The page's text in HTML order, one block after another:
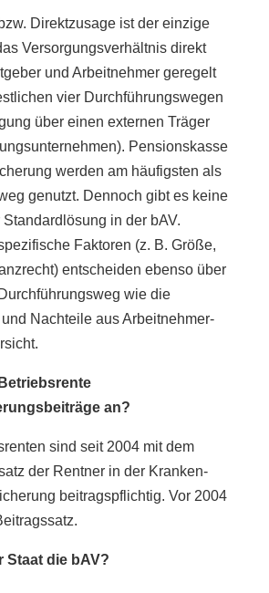
Direktzusage ist der einzige
Versorgungsverhältnis direkt
und Arbeitnehmer geregelt
vier Durchführungswegen
über einen externen Träger
Pensionskasse
werden am häufigsten als
genutzt. Dennoch gibt es keine
in der bAV.
Faktoren (z. B. Größe,
entscheiden ebenso über
wie die
Nachteile aus Arbeitnehmer-
an?
sind seit 2004 mit dem
der Rentner in der Kranken-
beitragspflichtig. Vor 2004
Staat die bAV?